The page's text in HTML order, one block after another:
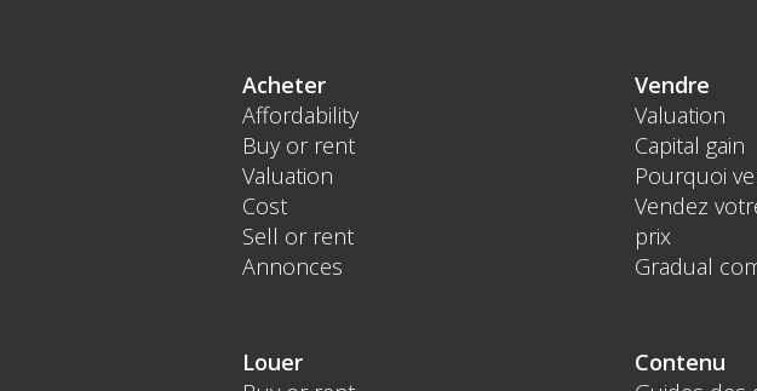
Acheter
Affordability
Buy or rent
Valuation
Cost
Sell or rent
Annonces
Vendre
Valuation
Capital gain
Pourquoi
Vendez
prix
Gradual
Louer
Contenu